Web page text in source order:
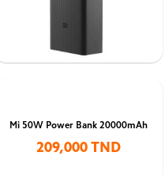
Mi 50W Power Bank 20000mAh
209,000 TND